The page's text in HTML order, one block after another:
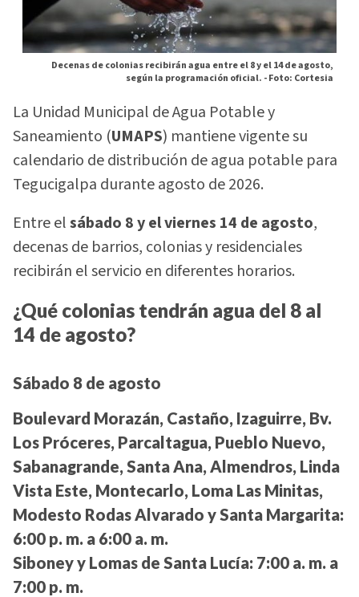
Decenas de colonias recibirán agua entre el 8 y el 14 de agosto,
según la programación oficial. -Foto: Cortesia
La Unidad Municipal de Agua Potable y
Saneamiento (UMAPS) mantiene vigente su
calendario de distribución de agua potable para
Tegucigalpa durante agosto de 2026.
Entre elsábado 8 y el viernes 14 de agosto,
decenas de barrios, colonias y residenciales
recibirán el servicio en diferentes horarios.
¿Qué colonias tendrán agua del 8 al
14 de agosto?
Sábado 8 de agosto
Boulevard Morazán, Castaño, Izaguirre, Bv.
Los Próceres, Parcaltagua, Pueblo Nuevo,
Sabanagrande, Santa Ana, Almendros, Linda
Vista Este, Montecarlo, Loma Las Minitas,
Modesto Rodas Alvarado y Santa Margarita:
6:00 p. m. a 6:00 a. m.
Siboney y Lomas de Santa Lucía: 7:00 a. m. a
7:00 p. m.